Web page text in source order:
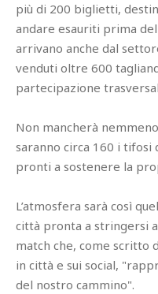
più di 200 biglietti,
andare esauriti prima
arrivano anche dal
venduti oltre 600
partecipazione
Non mancherà
saranno circa 160 i tifosi
pronti a sostenere la
L’atmosfera sarà così
città pronta a stringersi
match che, come scritto
in città e sui social,
del nostro cammino".